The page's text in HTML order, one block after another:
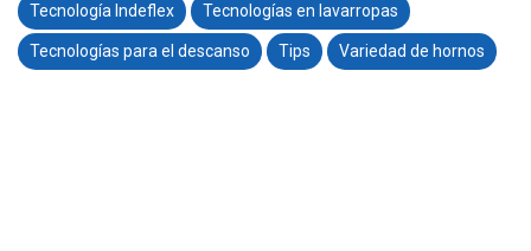
Tecnología Indeflex Tecnologías en lavarropas
Tecnologías para el descanso Tips Variedad de hornos